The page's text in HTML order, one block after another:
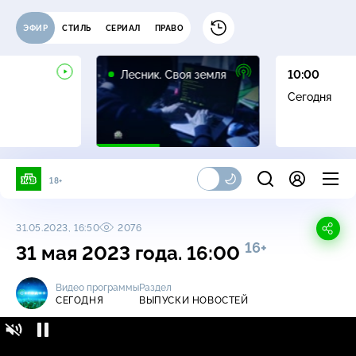
ЭФИР СТИЛЬ СЕРИАЛ ПРАВО
Лесник. Своя земля
16+
10:00
Сегодня
18+
31.05.2023, 16:50 2076
31 мая 2023 года. 16:00 16+
Видео программы
СЕГОДНЯ
Раздел
ВЫПУСКИ НОВОСТЕЙ